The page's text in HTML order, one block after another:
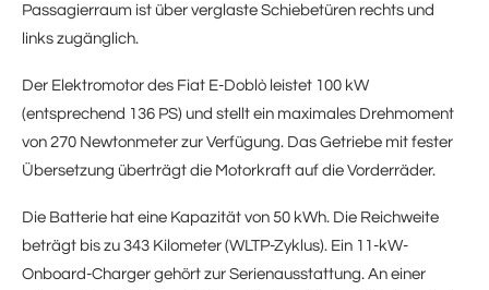
Passagierraum ist über verglaste Schiebetüren rechts und
links zugänglich.
Der Elektromotor des Fiat E-Doblò leistet 100 kW
(entsprechend 136 PS) und stellt ein maximales Drehmoment
von 270 Newtonmeter zur Verfügung. Das Getriebe mit fester
Übersetzung überträgt die Motorkraft auf die Vorderräder.
Die Batterie hat eine Kapazität von 50 kWh. Die Reichweite
beträgt bis zu 343 Kilometer (WLTP-Zyklus). Ein 11-kW-
Onboard-Charger gehört zur Serienausstattung. An einer